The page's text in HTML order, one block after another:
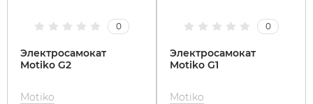
0
Электросамокат
Motiko G2
Motiko
0
Электросамокат
Motiko G1
Motiko